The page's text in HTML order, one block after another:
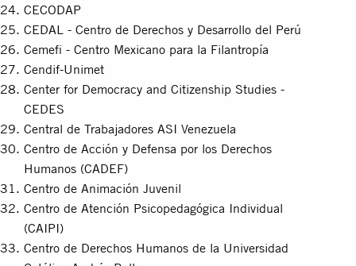
CECODAP
CEDAL - Centro de Derechos y Desarrollo del Perú
Cemefi - Centro Mexicano para la Filantropía
Cendif-Unimet
Center for Democracy and Citizenship Studies -
CEDES
Central de Trabajadores ASI Venezuela
Centro de Acción y Defensa por los Derechos
Humanos (CADEF)
Centro de Animación Juvenil
Centro de Atención Psicopedagógica Individual
(CAIPI)
Centro de Derechos Humanos de la Universidad